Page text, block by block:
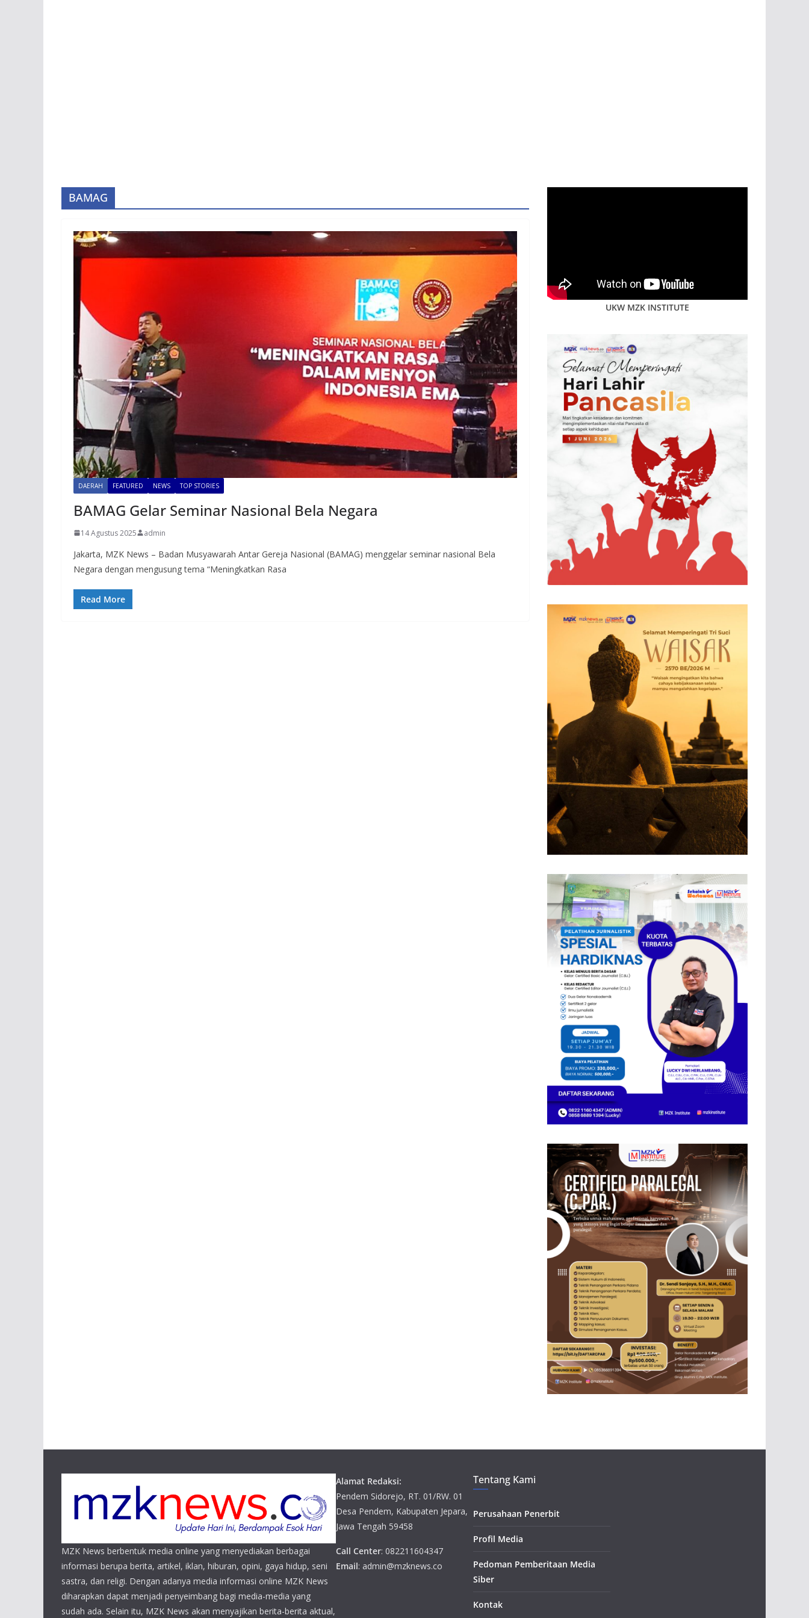
BAMAG
DAERAH FEATURED NEWS TOP STORIES
BAMAG Gelar Seminar Nasional Bela Negara
14 Agustus 2025 admin
Jakarta, MZK News – Badan Musyawarah Antar Gereja Nasional (BAMAG) menggelar seminar nasional Bela
Negara dengan mengusung tema “Meningkatkan Rasa
Read More
UKW MZK INSTITUTE
MZK News berbentuk media online yang menyediakan berbagai
informasi berupa berita, artikel, iklan, hiburan, opini, gaya hidup, seni
sastra, dan religi. Dengan adanya media informasi online MZK News
diharapkan dapat menjadi penyeimbang bagi media-media yang
sudah ada. Selain itu, MZK News akan menyajikan berita-berita aktual,
Alamat Redaksi:
Pendem Sidorejo, RT. 01/RW. 01
Desa Pendem, Kabupaten Jepara,
Jawa Tengah 59458
Call Center: 082211604347
Email: admin@mzknews.co
Tentang Kami
Perusahaan Penerbit
Profil Media
Pedoman Pemberitaan Media
Siber
Kontak